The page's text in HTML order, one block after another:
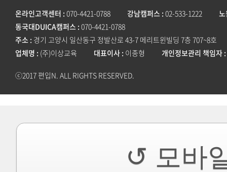
온라인고객센터 070-4421-0788 강남캠퍼스 02-533-1222
동국대DUICA캠퍼스 070-4421-0788
주소 경기 고양시 일산동구 정발산로 43-7 메리트윈빌딩 7층 707~8호
업체명 (주)이상교육 대표이사 이종형 개인정보관리 책임자
ⓒ2017 편입N. ALL RIGHTS RESERVED.
↺ 모바